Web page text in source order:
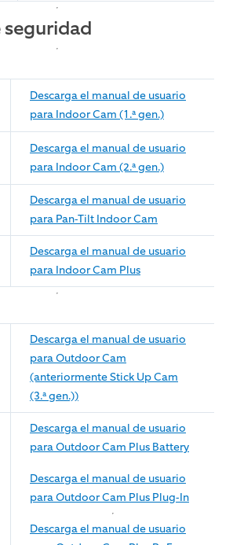
seguridad
Descarga el manual de usuario
para Indoor Cam (1.ª gen.)
Descarga el manual de usuario
para Indoor Cam (2.ª gen.)
Descarga el manual de usuario
para Pan-Tilt Indoor Cam
Descarga el manual de usuario
para Indoor Cam Plus
Descarga el manual de usuario
para Outdoor Cam
(anteriormente Stick Up Cam
(3.ª gen.))
Descarga el manual de usuario
para Outdoor Cam Plus Battery
Descarga el manual de usuario
para Outdoor Cam Plus Plug-In
Descarga el manual de usuario